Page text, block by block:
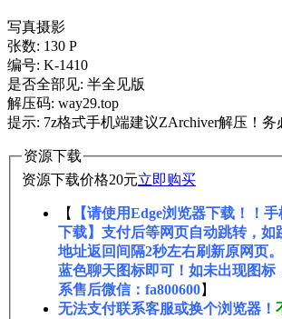
写真摄影
张数: 130 P
编号: K-1410
是否全部见: 半全见版
解压码: way29.top
提示: 7z格式手机端建议ZArchiver解压！务
资源下载
资源下载价格20元立即购买
【
【请使用Edge浏览器下载！！
下载】支付后等网页自动跳转，如
地址返回间隔2秒左右刷新原网页
蓝色聊天图标即可！如未出现图标
系售后微信：fa800600】
无法支付联系客服或换个浏览器！